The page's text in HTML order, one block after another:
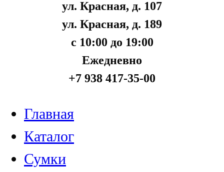
ул. Красная, д. 107
ул. Красная, д. 189
с 10:00 до 19:00
Ежедневно
+7 938 417-35-00
Главная
Каталог
Сумки